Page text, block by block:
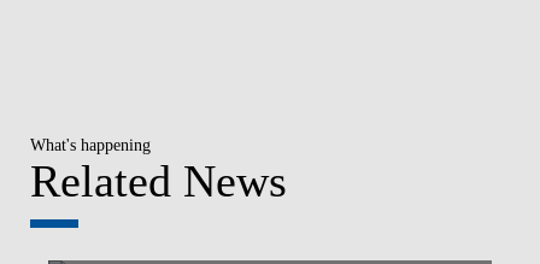
What's happening
Related News